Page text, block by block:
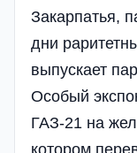
Закарпатья,
дни
выпускает
Особый
ГАЗ-21 на
котором